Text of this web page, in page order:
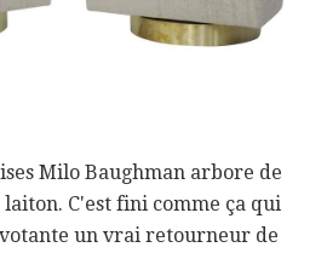
Milo Baughman arbore de
laiton. C'est fini comme ça qui
un vrai retourneur de